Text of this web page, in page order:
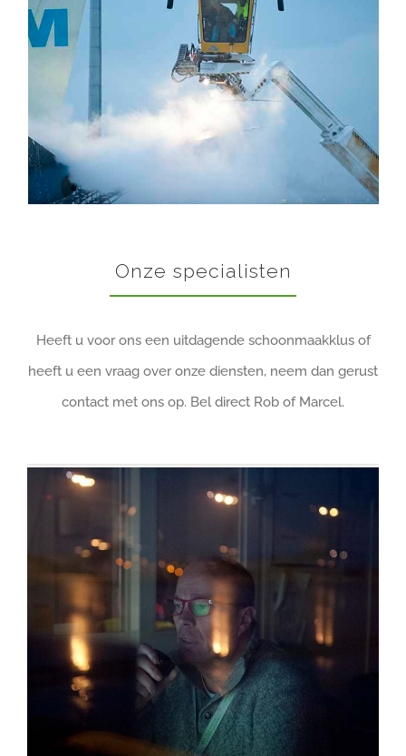
Onze specialisten
Heeft u voor ons een uitdagende schoonmaakklus of
heeft u een vraag over onze diensten, neem dan gerust
contact met ons op. Bel direct Rob of Marcel.